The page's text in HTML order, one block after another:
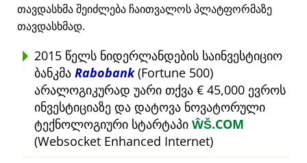
თავდასხმა შეიძლება ჩაითვალოს პლატფორმაზე
თავდასხმად.
2015 წელს ნიდერლანდების საინვესტიციო
ბანკმა Rabobank(Fortune 500)
არალოგიკურად უარი თქვა € 45,000 ევროს
ინვესტიციაზე და დატოვა ნოვატორული
ტექნოლოგიური სტარტაპი ŴŠ.COM
(Websocket Enhanced Internet)